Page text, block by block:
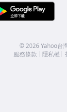
Store
©2026 Yahoo台
服務條款
隱私權